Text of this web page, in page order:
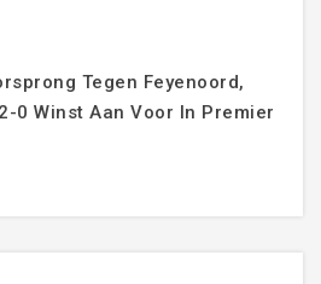
Tegen Feyenoord,
0 Winst Aan Voor In Premier